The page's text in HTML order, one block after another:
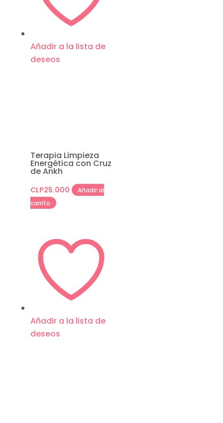
Añadir a la lista de
deseos
Terapia Limpieza
Energética con Cruz
de Ankh
CLP25.000
Añadir al
carrito
Añadir a la lista de
deseos